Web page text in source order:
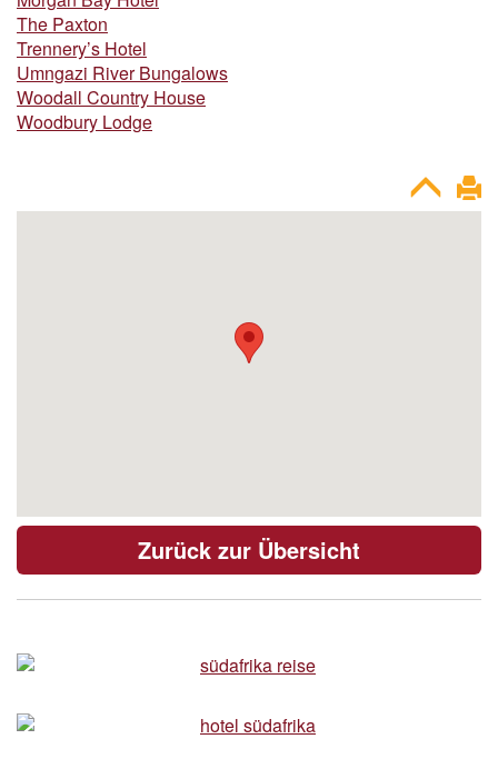
The Paxton
Trennery’s Hotel
Umngazi River Bungalows
Woodall Country House
Woodbury Lodge
Zurück zur Übersicht